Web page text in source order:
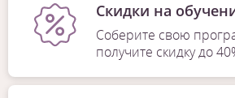
Скидки на
Соберите свою
получите скидку до